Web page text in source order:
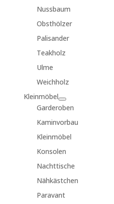
Nussbaum
Obsthölzer
Palisander
Teakholz
Ulme
Weichholz
Kleinmöbel
Garderoben
Kaminvorbau
Kleinmöbel
Konsolen
Nachttische
Nähkästchen
Paravant